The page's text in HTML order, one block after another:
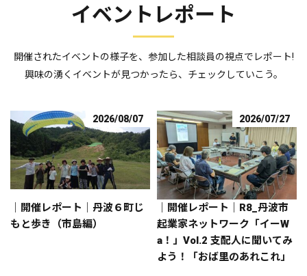
イベントレポート
開催されたイベントの様子を、参加した相談員の視点でレポート!
興味の湧くイベントが見つかったら、チェックしていこう。
2026/08/07
｜開催レポート｜丹波６町じ
もと歩き（市島編）
2026/07/27
｜開催レポート｜R8_丹波市
起業家ネットワーク「イーW
a！」Vol.2 支配人に聞いてみ
よう！「おば里のあれこれ」